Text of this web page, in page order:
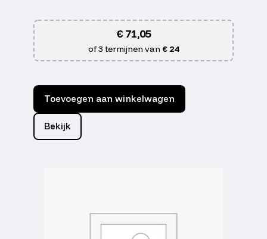
€71,05
of 3 termijnen van € 24
Toevoegen aan winkelwagen
Bekijk